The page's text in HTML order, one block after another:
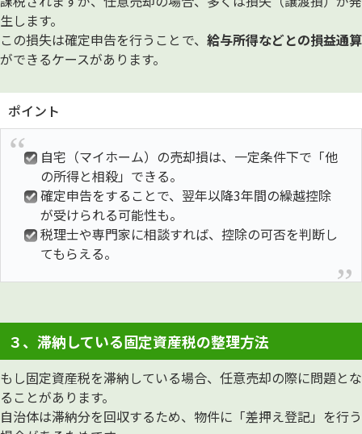
生します。
この損失は確定申告を行うことで、 給与所得などとの損益通算
ができるケースがあります。
ポイント
自宅（マイホーム）の売却損は、一定条件下で「他
の所得と相殺」できる。
確定申告をすることで、翌年以降3年間の繰越控除
が受けられる可能性も。
税理士や専門家に相談すれば、控除の可否を判断し
てもらえる。
３、滞納している固定資産税の整理方法
もし固定資産税を滞納している場合、任意売却の際に問題とな
ることがあります。
自治体は滞納分を回収するため、物件に「差押え登記」を行う